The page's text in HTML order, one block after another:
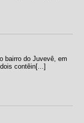
bairro do Juvevê, em
contêin[...]